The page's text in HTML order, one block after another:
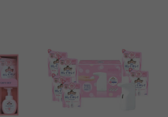
大阪いずみ市民生協
わかやま市民生協
大阪いずみ市民生協
大阪いずみ市民生協
わかやま市民生協